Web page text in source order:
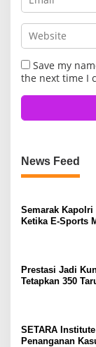
Save my
the next time I
News Feed
Semarak Kapolri
Ketika E-Sports
Prestasi Jadi
Tetapkan 350
SETARA
Penanganan